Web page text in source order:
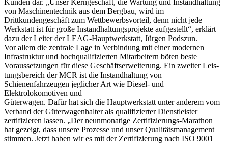
von Maschinentechnik aus dem Bergbau, wird im
Drittkundengeschäft zum Wettbewerbsvorteil, denn nicht jede
Werkstatt ist für große Instandhaltungsprojekte aufgestellt“, erklärt
dazu der Leiter der LEAG-Hauptwerkstatt, Jürgen Podszun.
Vor allem die zentrale Lage in Verbindung mit einer modernen
Infrastruktur und hochqualifizierten Mitarbeitern böten beste
Voraussetzungen für diese Geschäfts­erweiterung. Ein zweiter Leis­
tungsbereich der MCR ist die Instandhaltung von
Schienenfahrzeugen jeglicher Art wie Diesel- und
Elektrolokomotiven und
Güterwagen. Dafür hat sich die Hauptwerkstatt unter anderem vom
Verband der Güterwagenhalter als qualifizierter Dienstleister
zertifizieren lassen. „Der neunmonatige Zertifizierungs-Marathon
hat gezeigt, dass unsere Prozesse und unser Qualitätsmanagement
stimmen. Jetzt haben wir es mit der Zertifizierung nach ISO 9001